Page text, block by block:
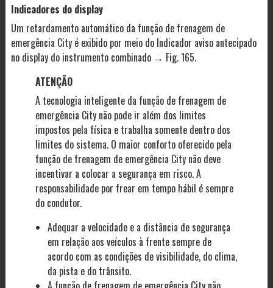
Indicadores do display
Um retardamento automático da função de frenagem de
emergência City é exibido por meio do Indicador aviso antecipado
no display do instrumento combinado → Fig. 165.
ATENÇÃO
A tecnologia inteligente da função de frenagem de
emergência City não pode ir além dos limites
impostos pela física e trabalha somente dentro dos
limites do sistema. O maior conforto oferecido pela
função de frenagem de emergência City não deve
incentivar a colocar a segurança em risco. A
responsabilidade por frear em tempo hábil é sempre
do condutor.
Adequar a velocidade e a distância de segurança
em relação aos veículos à frente sempre de
acordo com as condições de visibilidade, do clima,
da pista e do trânsito.